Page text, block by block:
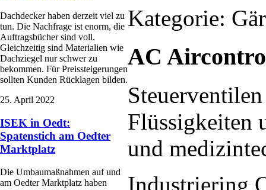
Dachdecker haben derzeit viel zu
tun. Die Nachfrage ist enorm, die
Auftragsbücher sind voll.
Gleichzeitig sind Materialien wie
Dachziegel nur schwer zu
bekommen. Für Preissteigerungen
sollten Kunden Rücklagen bilden.
25. April 2022
ISEK in Oedt:
Spatenstich am Oedter
Marktplatz
Die Umbaumaßnahmen auf und
am Oedter Marktplatz haben
Kategorie:
AC
Flüssigkeiten
und
Industriering